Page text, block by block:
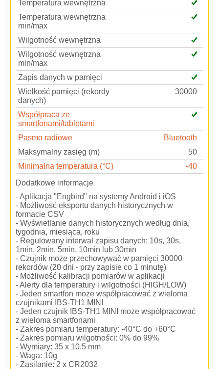
Temperatura wewnętrzna
Temperatura wewnętrzna
min/max
Wilgotność wewnętrzna
Wilgotność wewnętrzna
min/max
Zapis danych w pamięci
Wielkość pamięci (rekordy
danych)
30000
Współpraca ze
smartfonami/tabletami
Pasmo radiowe
Bluetooth
Maksymalny zasięg (m)
50
Minimalna temperatura (°C)
-40
Dodatkowe informacje
- Aplikacja "Engbird" na systemy Android i iOS
- Możliwość eksportu danych historycznych w
formacie CSV
- Wyświetlanie danych historycznych według dnia,
tygodnia, miesiąca, roku
- Regulowany interwał zapisu danych: 10s, 30s,
1min, 2min, 5min, 10min lub 30min
- Czujnik może przechowywać w pamięci 30000
rekordów (20 dni - przy zapisie co 1 minutę)
- Możliwość kalibracji pomiarów w aplikacji
- Alerty dla temperatury i wilgotności (HIGH/LOW)
- Jeden smartfon może współpracować z wieloma
czujnikami IBS-TH1 MINI
- Jeden czujnik IBS-TH1 MINI może współpracować
z wieloma smartfonami
- Zakres pomiaru temperatury: -40°C do +60°C
- Zakres pomiaru wilgotności: 0% do 99%
- Wymiary: 35 x 10.5 mm
- Waga: 10g
- Zasilanie: 2 x CR2032